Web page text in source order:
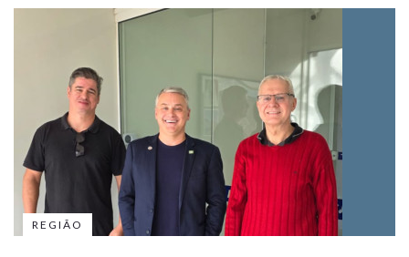
REGIÃO